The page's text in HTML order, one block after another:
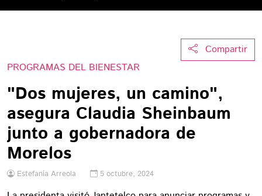
Compartir
PROGRAMAS DEL BIENESTAR
"Dos mujeres, un camino",
asegura Claudia Sheinbaum
junto a gobernadora de
Morelos
Estefanía Arreola 5 octubre, 2024